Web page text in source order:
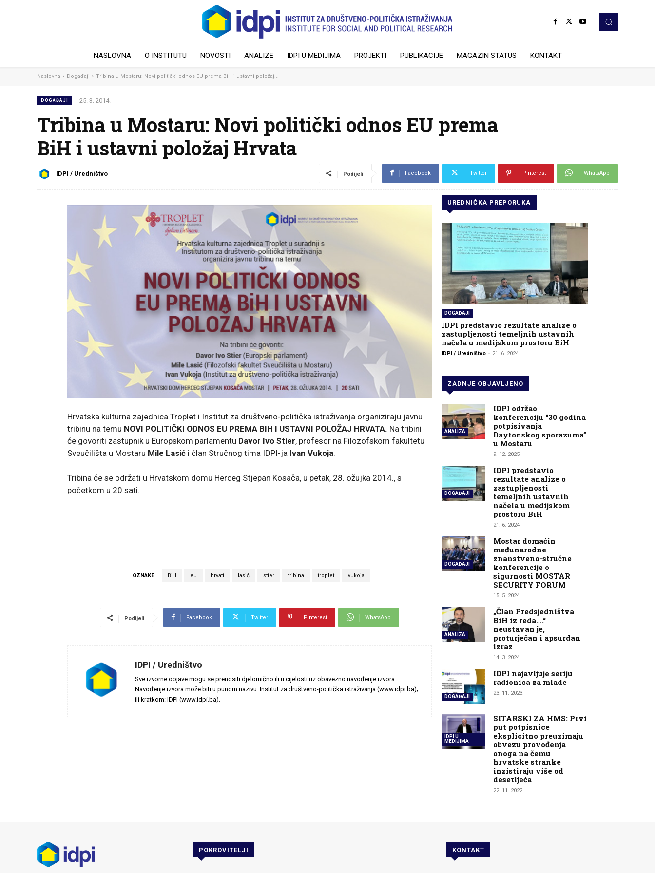
NASLOVNA O INSTITUTU NOVOSTI ANALIZE IDPI U MEDIJIMA PROJEKTI PUBLIKACIJE MAGAZIN STATUS KONTAKT
Naslovna Događaji Tribina u Mostaru: Novi politički odnos EU prema BiH i ustavni položaj...
DOGAĐAJI 25. 3. 2014.
Tribina u Mostaru: Novi politički odnos EU prema
BiH i ustavni položaj Hrvata
IDPI / Uredništvo Podijeli Facebook Twitter Pinterest WhatsApp
Hrvatska kulturna zajednica Troplet i Institut za društveno-politička istraživanja organiziraju javnu
tribinu na temu NOVI POLITIČKI ODNOS EU PREMA BIH I USTAVNI POLOŽAJ HRVATA. Na tribini
će govoriti zastupnik u Europskom parlamentu Davor Ivo Stier, profesor na Filozofskom fakultetu
Sveučilišta u Mostaru Mile Lasić i član Stručnog tima IDPI-ja Ivan Vukoja.
Tribina će se održati u Hrvatskom domu Herceg Stjepan Kosača, u petak, 28. ožujka 2014., s
početkom u 20 sati.
OZNAKE BiH eu hrvati lasić stier tribina troplet vukoja
Podijeli Facebook Twitter Pinterest WhatsApp
IDPI / Uredništvo
Sve izvorne objave mogu se prenositi djelomično ili u cijelosti uz obavezno navođenje izvora.
Navođenje izvora može biti u punom nazivu: Institut za društveno-politička istraživanja (www.idpi.ba);
ili kratkom: IDPI (www.idpi.ba).
UREDNIČKA PREPORUKA
DOGAĐAJI
IDPI predstavio rezultate analize o
zastupljenosti temeljnih ustavnih
načela u medijskom prostoru BiH
IDPI / Uredništvo - 21. 6. 2024.
ZADNJE OBJAVLJENO
ANALIZA
IDPI održao
konferenciju “30 godina
potpisivanja
Daytonskog sporazuma”
u Mostaru
9. 12. 2025.
DOGAĐAJI
IDPI predstavio
rezultate analize o
zastupljenosti
temeljnih ustavnih
načela u medijskom
prostoru BiH
21. 6. 2024.
DOGAĐAJI
Mostar domaćin
međunarodne
znanstveno-stručne
konferencije o
sigurnosti MOSTAR
SECURITY FORUM
15. 5. 2024.
ANALIZA
„Član Predsjedništva
BiH iz reda….“
neustavan je,
proturječan i apsurdan
izraz
14. 3. 2024.
DOGAĐAJI
IDPI najavljuje seriju
radionica za mlade
23. 11. 2023.
IDPI U
MEDIJIMA
SITARSKI ZA HMS: Prvi
put potpisnice
eksplicitno preuzimaju
obvezu provođenja
onoga na čemu
hrvatske stranke
inzistiraju više od
desetljeća
22. 11. 2022.
POKROVITELJI KONTAKT